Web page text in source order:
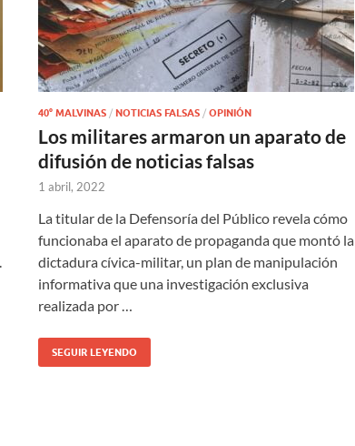
40° MALVINAS / NOTICIAS FALSAS / OPINIÓN
Los militares armaron un aparato de
difusión de noticias falsas
1 abril, 2022
La titular de la Defensoría del Público revela cómo
funcionaba el aparato de propaganda que montó la
dictadura cívica-militar, un plan de manipulación
informativa que una investigación exclusiva
realizada por …
SEGUIR LEYENDO